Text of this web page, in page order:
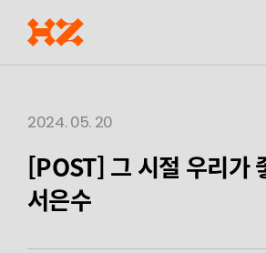
2024. 05. 20
[POST] 그 시절 우리가
서은수